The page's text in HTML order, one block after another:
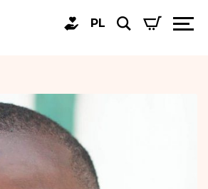
PL